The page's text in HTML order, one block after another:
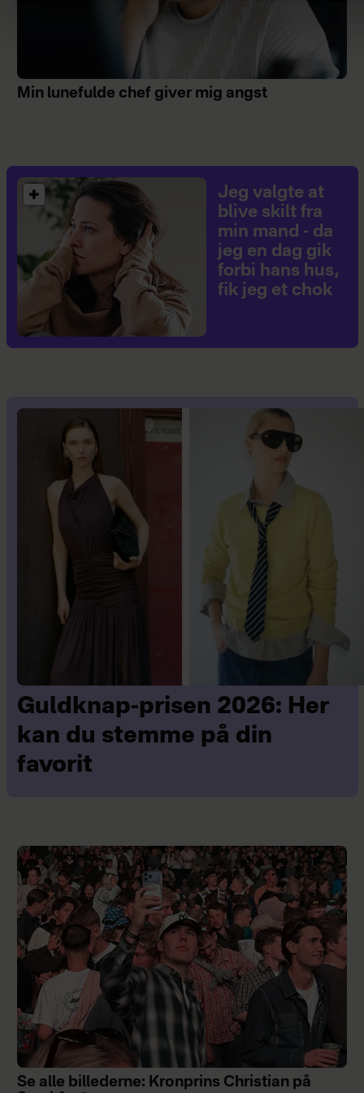
Min lunefulde chef giver mig angst
Jeg valgte at
blive skilt fra
min mand - da
jeg en dag gik
forbi hans hus,
fik jeg et chok
Guldknap-prisen 2026: Her
kan du stemme på din
favorit
Se alle billederne: Kronprins Christian på